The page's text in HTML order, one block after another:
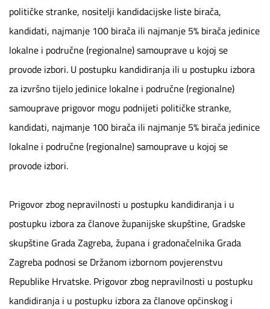
političke stranke, nositelji kandidacijske liste birača,
kandidati, najmanje 100 birača ili najmanje 5% birača jedinice
lokalne i područne (regionalne) samouprave u kojoj se
provode izbori. U postupku kandidiranja ili u postupku izbora
za izvršno tijelo jedinice lokalne i područne (regionalne)
samouprave prigovor mogu podnijeti političke stranke,
kandidati, najmanje 100 birača ili najmanje 5% birača jedinice
lokalne i područne (regionalne) samouprave u kojoj se
provode izbori.
Prigovor zbog nepravilnosti u postupku kandidiranja i u
postupku izbora za članove županijske skupštine, Gradske
skupštine Grada Zagreba, župana i gradonačelnika Grada
Zagreba podnosi se Držanom izbornom povjerenstvu
Republike Hrvatske. Prigovor zbog nepravilnosti u postupku
kandidiranja i u postupku izbora za članove općinskog i